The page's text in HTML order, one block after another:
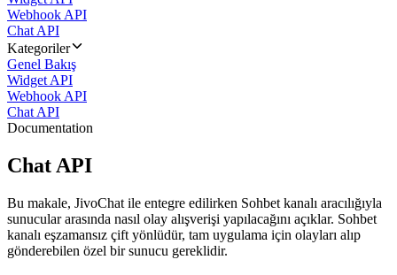
Webhook API
Chat API
Kategoriler
Genel Bakış
Widget API
Webhook API
Chat API
Documentation
Chat API
Bu makale, JivoChat ile entegre edilirken Sohbet kanalı aracılığıyla
sunucular arasında nasıl olay alışverişi yapılacağını açıklar. Sohbet
kanalı eşzamansız çift yönlüdür, tam uygulama için olayları alıp
gönderebilen özel bir sunucu gereklidir.